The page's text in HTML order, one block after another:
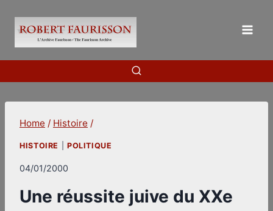
content
Home / Histoire /
HISTOIRE POLITIQUE
04/01/2000
Une réussite juive du XXe